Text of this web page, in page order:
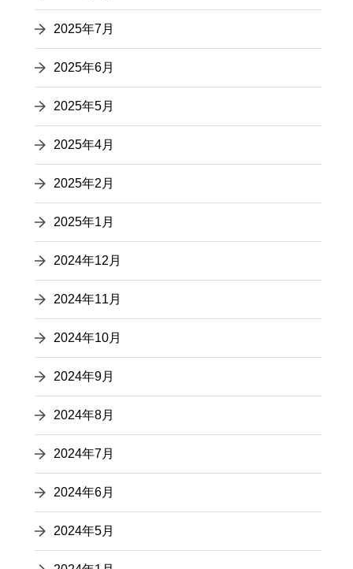
2025年7月
2025年6月
2025年5月
2025年4月
2025年2月
2025年1月
2024年12月
2024年11月
2024年10月
2024年9月
2024年8月
2024年7月
2024年6月
2024年5月